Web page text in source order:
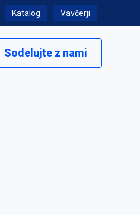
Katalog Vavčerji
Sodelujte z nami